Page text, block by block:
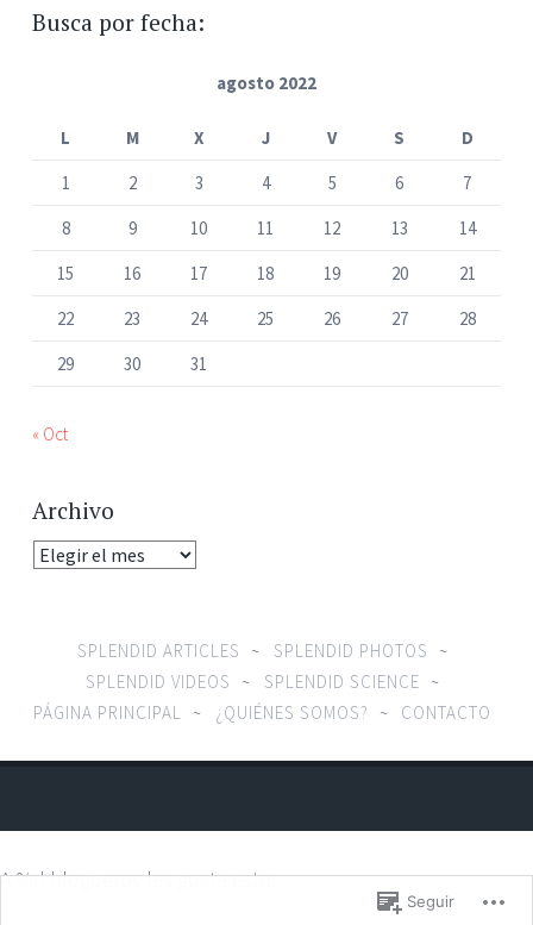
Busca por fecha:
agosto 2022
L M X J V S
D
1
2 3 4 5 6
7
8
9 10 11 12 13
14
15
16 17 18 19 20
21
22
23 24 25 26 27
28
29
30 31
« Oct
Archivo
Archivo
SPLENDID ARTICLES
SPLENDID PHOTOS
SPLENDID VIDEOS
SPLENDID SCIENCE
PÁGINA PRINCIPAL
¿QUIÉNES SOMOS? CONTACTO
Seguir
A%dblogueros les gusta esto: